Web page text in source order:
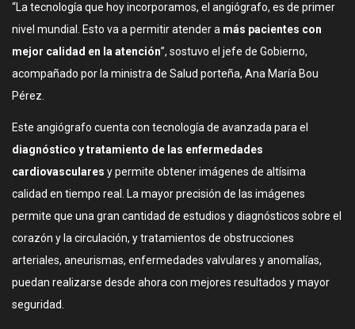
“La tecnología que hoy incorporamos, el angiógrafo, es de primer
nivel mundial. Esto va a permitir atender a más pacientes con
mejor calidad en la atención”, sostuvo el jefe de Gobierno,
acompañado por la ministra de Salud porteña, Ana María Bou
Pérez.
Este angiógrafo cuenta con tecnología de avanzada para el
diagnóstico y tratamiento de las enfermedades
cardiovasculares y permite obtener imágenes de altísima
calidad en tiempo real. La mayor precisión de las imágenes
permite que una gran cantidad de estudios y diagnósticos sobre el
corazón y la circulación, y tratamientos de obstrucciones
arteriales, aneurismas, enfermedades valvulares y anomalías,
puedan realizarse desde ahora con mejores resultados y mayor
seguridad.